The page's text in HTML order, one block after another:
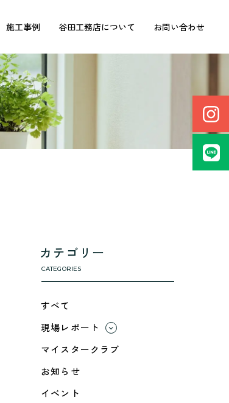
施工事例 谷田工務店について お問い合わせ
カテゴリー
CATEGORIES
すべて
現場レポート
すべて
綾部市
舞鶴市-中
マイスタークラブ
お知らせ
イベント